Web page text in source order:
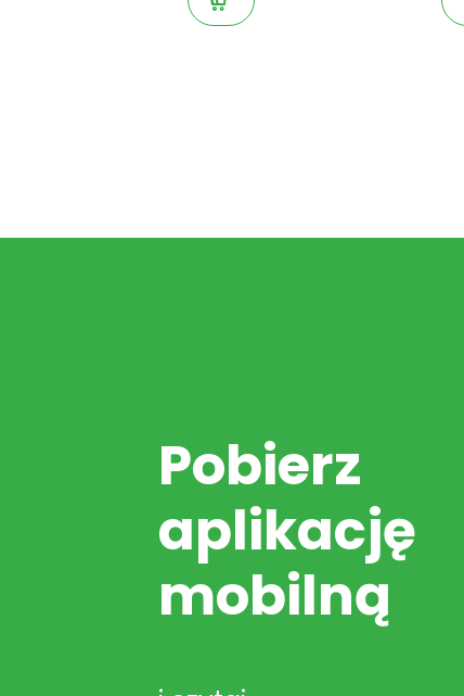
Pobierz
aplikację
mobilną